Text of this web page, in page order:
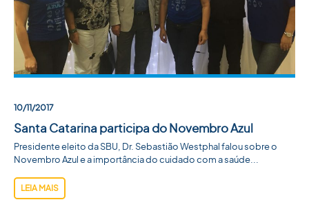
10/11/2017
Santa Catarina participa do Novembro Azul
Presidente eleito da SBU, Dr. Sebastião Westphal falou sobre o
Novembro Azul e a importância do cuidado com a saúde...
LEIA MAIS